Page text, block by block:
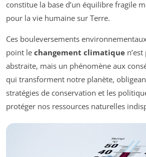
constitue la base d’un équilibre fragile
pour la vie humaine sur Terre.
Ces bouleversements
point le changement climatique
abstraite, mais un phénomène aux
qui transforment notre planète,
stratégies de conservation et les
protéger nos ressources naturelles